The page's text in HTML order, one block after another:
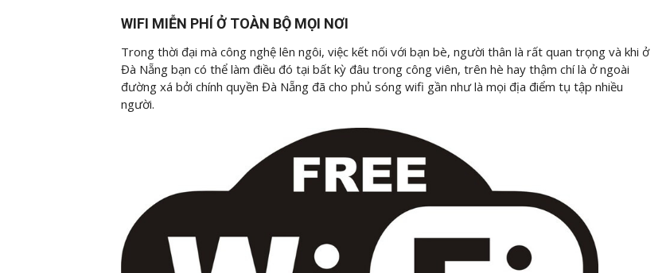
WIFI MIỄN PHÍ Ở TOÀN BỘ MỌI NƠI
Trong thời đại mà công nghệ lên ngôi, việc kết nối với bạn bè, người thân là rất quan trọng và khi ở
Đà Nẵng bạn có thể làm điều đó tại bất kỳ đâu trong công viên, trên hè hay thậm chí là ở ngoài
đường xá bởi chính quyền Đà Nẵng đã cho phủ sóng wifi gần như là mọi địa điểm tụ tập nhiều
người.